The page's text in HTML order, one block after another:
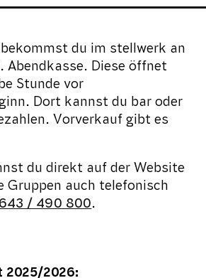
du im stellwerk an
Abendkasse. Diese öffnet
Stunde vor
Dort kannst du bar oder
Vorverkauf gibt es
du direkt auf der Website
Gruppen auch telefonisch
/ 490 800.
2025/2026: